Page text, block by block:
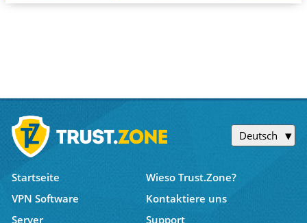
Deutsch
Startseite
Wieso Trust.Zone?
VPN Software
Kontaktiere uns
Server
Support